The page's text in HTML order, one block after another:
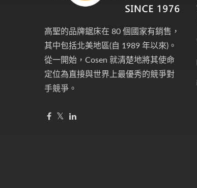
高聖的品牌鋸床在 80 個國家有銷售，
其中包括北美地區(自 1989 年以來)。
從一開始，Cosen 就清楚地將其使命
定位為直接與世界上最優秀的競爭對
手競爭。